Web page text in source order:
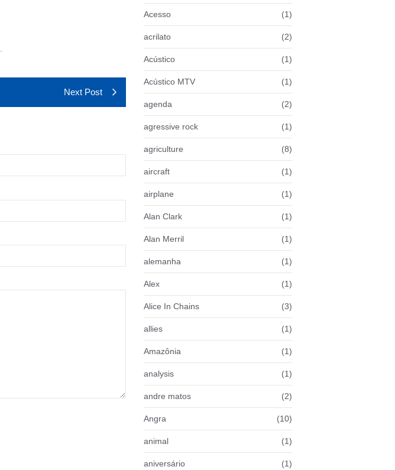
Next Post
Acesso (1)
acrilato (2)
Acústico (1)
Acústico MTV (1)
agenda (2)
agressive rock (1)
agriculture (8)
aircraft (1)
airplane (1)
Alan Clark (1)
Alan Merril (1)
alemanha (1)
Alex (1)
Alice In Chains (3)
allies (1)
Amazônia (1)
analysis (1)
andre matos (2)
Angra (10)
animal (1)
aniversário (1)